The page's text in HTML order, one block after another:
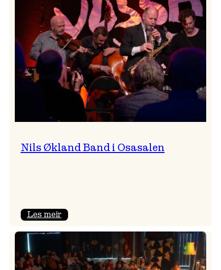
siderhimmelen
til
Vossa
Jazz
Nils Økland Band i Osasalen
Les meir:
Band